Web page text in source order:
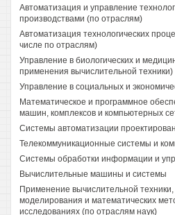
Автоматизация и управление
производствами (по отраслям)
Автоматизация технологических
числе по отраслям)
Управление в биологических и
применения вычислительной техники)
Управление в социальных и
Математическое и программное
машин, комплексов и компьютерных
Системы автоматизации
Телекоммуникационные системы и
Системы обработки информации и
Вычислительные машины и системы
Применение вычислительной техники,
моделирования и математических
исследованиях (по отраслям наук)